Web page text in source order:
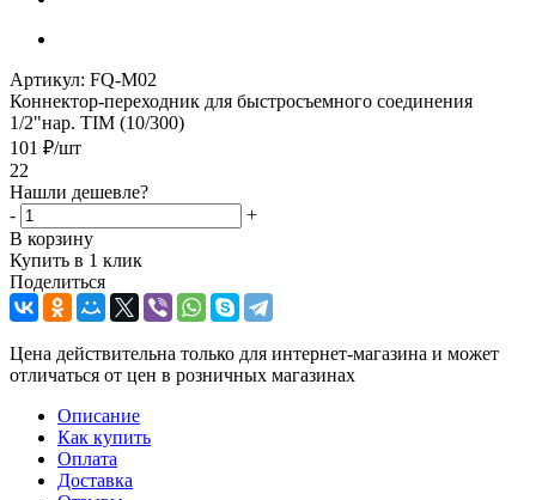
Артикул: FQ-M02
Коннектор-переходник для быстросъемного соединения
1/2"нар. TIM (10/300)
101 ₽/шт
22
Нашли дешевле?
-
+
В корзину
Купить в 1 клик
Поделиться
Цена действительна только для интернет-магазина и может
отличаться от цен в розничных магазинах
Описание
Как купить
Оплата
Доставка